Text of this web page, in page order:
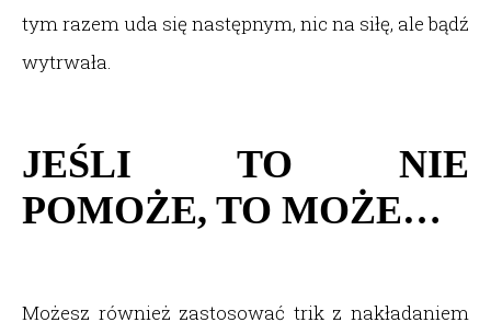
tym razem uda się następnym, nic na siłę, ale bądź
wytrwała.
JEŚLI TO NIE
POMOŻE, TO MOŻE…
Możesz również zastosować trik z nakładaniem